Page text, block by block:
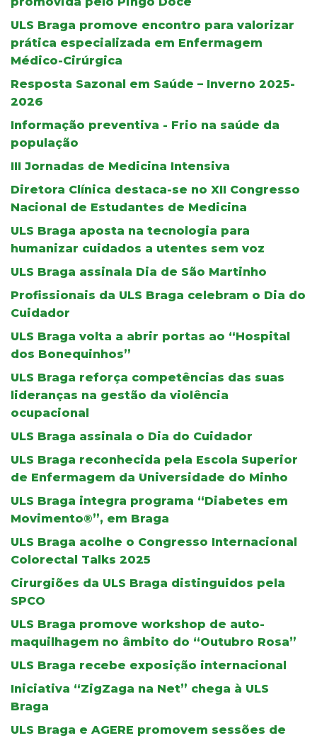
ULS Braga promove encontro para valorizar
prática especializada em Enfermagem
Médico-Cirúrgica
Resposta Sazonal em Saúde – Inverno 2025-
2026
Informação preventiva - Frio na saúde da
população
III Jornadas de Medicina Intensiva
Diretora Clínica destaca-se no XII Congresso
Nacional de Estudantes de Medicina
ULS Braga aposta na tecnologia para
humanizar cuidados a utentes sem voz
ULS Braga assinala Dia de São Martinho
Profissionais da ULS Braga celebram o Dia do
Cuidador
ULS Braga volta a abrir portas ao “Hospital
dos Bonequinhos”
ULS Braga reforça competências das suas
lideranças na gestão da violência
ocupacional
ULS Braga assinala o Dia do Cuidador
ULS Braga reconhecida pela Escola Superior
de Enfermagem da Universidade do Minho
ULS Braga integra programa “Diabetes em
Movimento®”, em Braga
ULS Braga acolhe o Congresso Internacional
Colorectal Talks 2025
Cirurgiões da ULS Braga distinguidos pela
SPCO
ULS Braga promove workshop de auto-
maquilhagem no âmbito do “Outubro Rosa”
ULS Braga recebe exposição internacional
Iniciativa “ZigZaga na Net” chega à ULS
Braga
ULS Braga e AGERE promovem sessões de